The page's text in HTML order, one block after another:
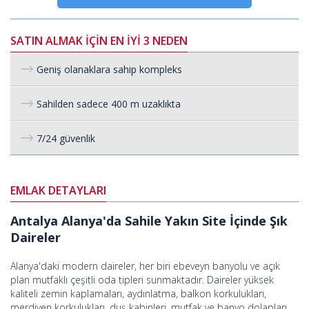
SATIN ALMAK İÇİN EN İYİ 3 NEDEN
Geniş olanaklara sahip kompleks
Sahilden sadece 400 m uzaklıkta
7/24 güvenlik
EMLAK DETAYLARI
Antalya Alanya'da Sahile Yakın Site İçinde Şık
Daireler
Alanya'daki modern daireler, her biri ebeveyn banyolu ve açık
plan mutfaklı çeşitli oda tipleri sunmaktadır. Daireler yüksek
kaliteli zemin kaplamaları, aydınlatma, balkon korkulukları,